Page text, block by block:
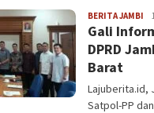
BERITA JAMBI
Gali
DPRD
Barat
Lajuberita.id,
Satpol-PP